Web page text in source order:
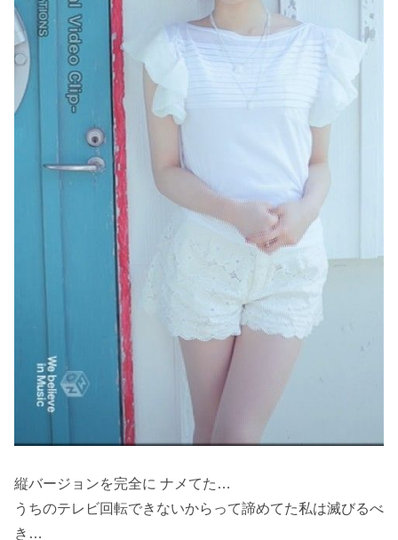
縦バージョンを完全に ナメてた…
うちのテレビ回転できないからって諦めてた私は滅びるべ
き…